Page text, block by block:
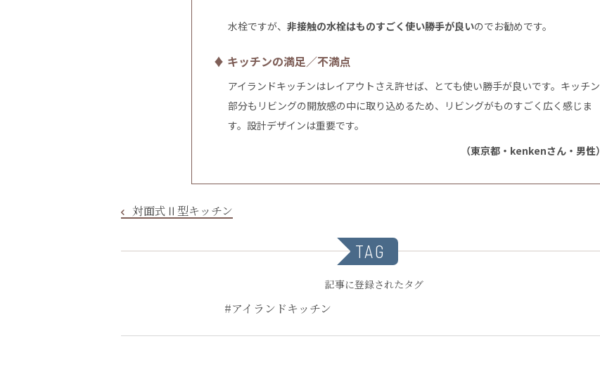
水栓ですが、 非接触の水栓はものすごく使い勝手が良いのでお勧めです。
♦ キッチンの満足／不満点
アイランドキッチンはレイアウトさえ許せば、とても使い勝手が良いです。キッチン
部分もリビングの開放感の中に取り込めるため、リビングがものすごく広く感じま
す。設計デザインは重要です。
（東京都・kenkenさん・男性）
対面式Ⅱ型キッチン
TAG
記事に登録されたタグ
#アイランドキッチン